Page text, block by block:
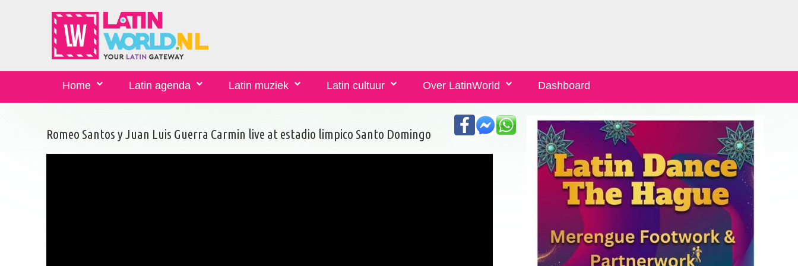
Home Latin agenda Latin muziek Latin cultuur Over LatinWorld Dashboard
Romeo Santos y Juan Luis Guerra Carmin live at estadio limpico Santo Domingo